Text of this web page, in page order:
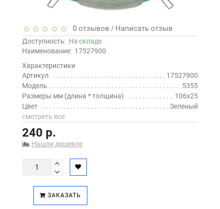
0 отзывов / Написать отзыв
Доступность: На складе
Наименование: 17527900
Характеристики
Артикул
17527900
Модель
5355
Размеры мм (длина * толщина)
106x25
Цвет
Зеленый
смотреть все
240 р.
Нашли дешевле
ЗАКАЗАТЬ